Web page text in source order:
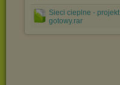
Sieci cieplne - projekt
gotowy.rar